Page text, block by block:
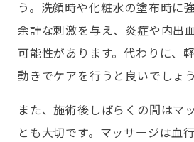
う。洗顔時や化粧水の塗布時に
余計な刺激を与え、炎症や内出
可能性があります。代わりに、
動きでケアを行うと良いでしょう
また、施術後しばらくの間はマ
とも大切です。マッサージは血